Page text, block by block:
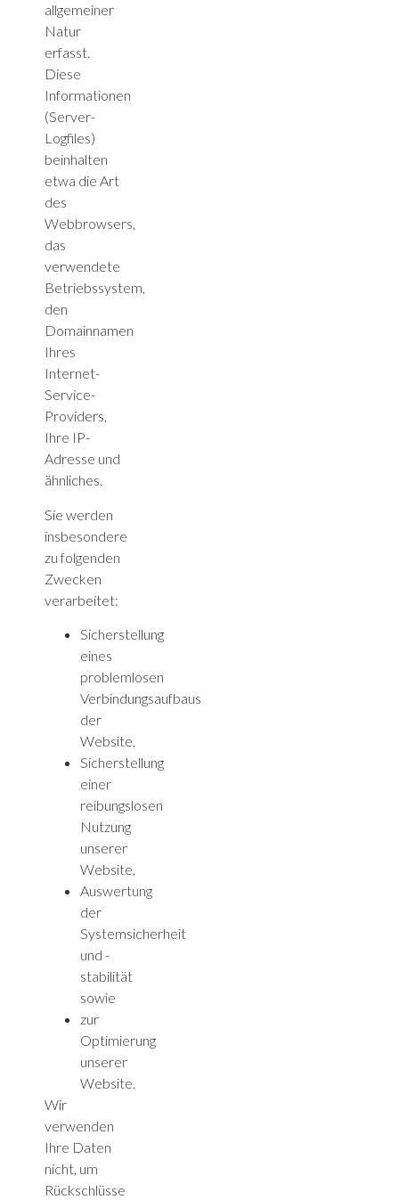
allgemeiner
Natur
erfasst.
Diese
Informationen
(Server-
Logfiles)
beinhalten
etwa die Art
des
Webbrowsers,
das
verwendete
Betriebssystem,
den
Domainnamen
Ihres
Internet-
Service-
Providers,
Ihre IP-
Adresse und
ähnliches.
Sie werden
insbesondere
zu folgenden
Zwecken
verarbeitet:
Sicherstellung
eines
problemlosen
Verbindungsaufbaus
der
Website,
Sicherstellung
einer
reibungslosen
Nutzung
unserer
Website,
Auswertung
der
Systemsicherheit
und -
stabilität
sowie
zur
Optimierung
unserer
Website.
Wir
verwenden
Ihre Daten
nicht, um
Rückschlüsse